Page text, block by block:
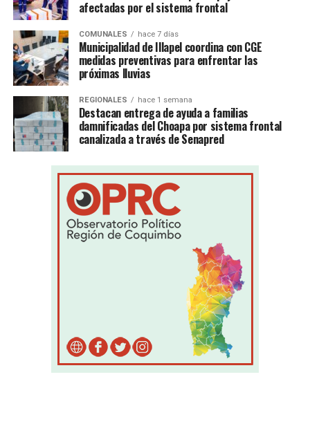
afectadas por el sistema frontal
COMUNALES hace 7 días
Municipalidad de Illapel coordina con CGE
medidas preventivas para enfrentar las
próximas lluvias
REGIONALES hace 1 semana
Destacan entrega de ayuda a familias
damnificadas del Choapa por sistema frontal
canalizada a través de Senapred